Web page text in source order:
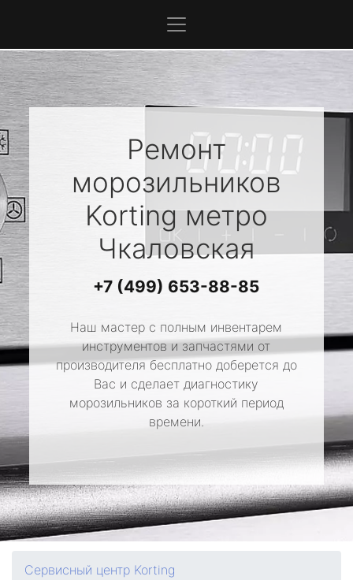
Ремонт
морозильников
Kortingметро
Чкаловская
+7 (499) 653-88-85
Наш мастер с полным инвентарем
инструментов и запчастями от
производителя бесплатно доберется до
Вас и сделает диагностику
морозильников за короткий период
времени.
Сервисный центр Korting